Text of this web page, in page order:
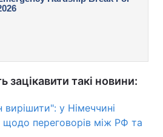
такі новини:
вирішити": у Німеччині
щодо переговорів між РФ та